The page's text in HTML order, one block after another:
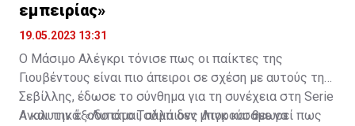
εμπειρίας»
19.05.2023 13:31
Ο Μάσιμο Αλέγκρι τόνισε πως οι παίκτες της
Γιουβέντους είναι πιο άπειροι σε σχέση με αυτούς της
Σεβίλλης, έδωσε το σύνθημα για τη συνέχεια στη Serie
Α και την έξοδο στο Τσάμπιονς Λιγκ και θεωρεί πως
Αναλυτικά: «Λυπάμαι, αλλά δεν μπορούσαμε να